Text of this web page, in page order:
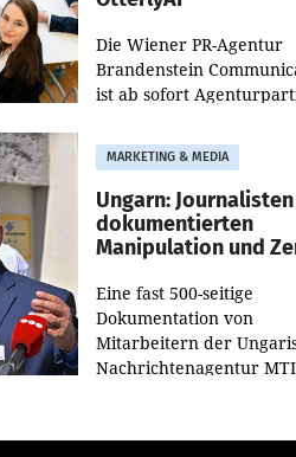
Die Wiener PR-Agentur
Brandenstein
ist ab sofort
Optimierungsplattform
OtterlyAI. Damit baut die
Agentur ihr
MARKETING & MEDIA
Ungarn: Journalisten
dokumentierten
Manipulation und
Eine fast 500-seitige
Dokumentation von
Mitarbeitern der
Nachrichtenagentur
der Agentur während